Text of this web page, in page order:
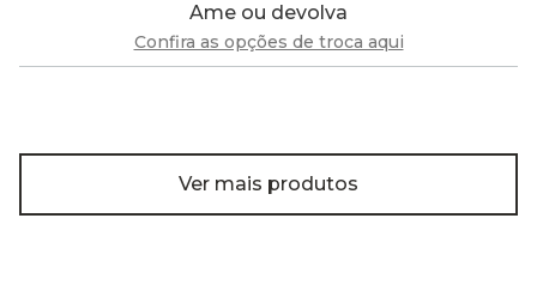
Ame ou devolva
Confira as opções de troca aqui
Ver mais produtos